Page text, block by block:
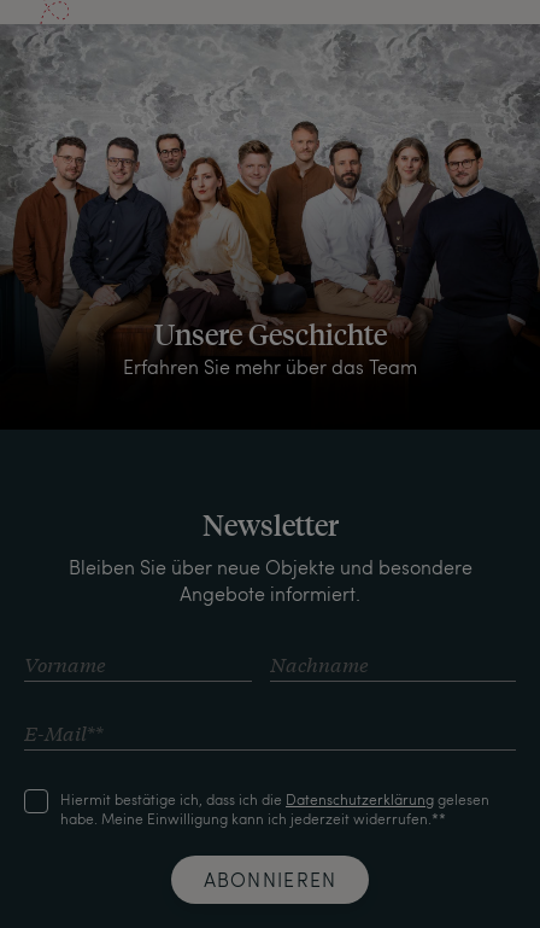
Unsere Geschichte
Erfahren Sie mehr über das Team
Newsletter
Bleiben Sie über neue Objekte und besondere
Angebote informiert.
Hiermit bestätige ich, dass ich die Daten­schutz­erklärunggelesen
habe. Meine Einwilligung kann ich jederzeit widerrufen.**
ABONNIEREN